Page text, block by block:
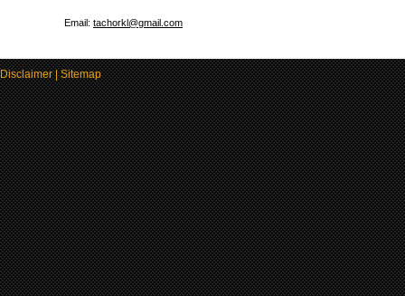
Email: tachorkl@gmail.com
Disclaimer|Sitemap